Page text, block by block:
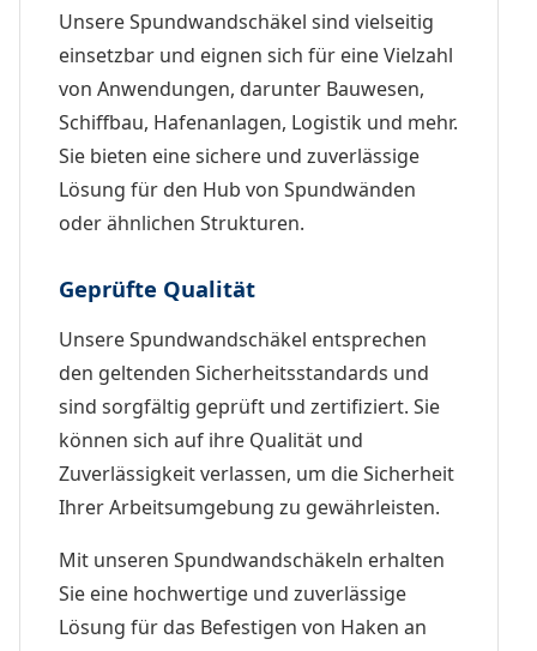
Unsere Spundwandschäkel sind vielseitig
einsetzbar und eignen sich für eine Vielzahl
von Anwendungen, darunter Bauwesen,
Schiffbau, Hafenanlagen, Logistik und mehr.
Sie bieten eine sichere und zuverlässige
Lösung für den Hub von Spundwänden
oder ähnlichen Strukturen.
Geprüfte Qualität
Unsere Spundwandschäkel entsprechen
den geltenden Sicherheitsstandards und
sind sorgfältig geprüft und zertifiziert. Sie
können sich auf ihre Qualität und
Zuverlässigkeit verlassen, um die Sicherheit
Ihrer Arbeitsumgebung zu gewährleisten.
Mit unseren Spundwandschäkeln erhalten
Sie eine hochwertige und zuverlässige
Lösung für das Befestigen von Haken an